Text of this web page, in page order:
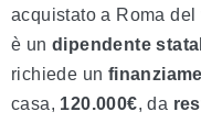
acquistato a Roma del
è un dipendente
richiede un
casa, 120.000€, da